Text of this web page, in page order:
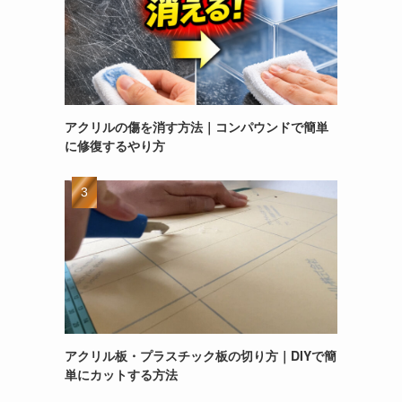
アクリルの傷を消す方法｜コンパウンドで簡単
に修復するやり方
アクリル板・プラスチック板の切り方｜DIYで簡
単にカットする方法